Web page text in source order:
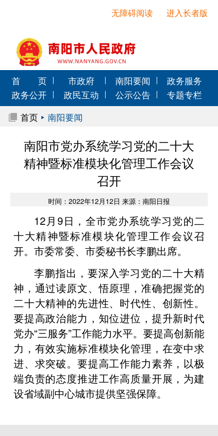
进入长者版
无障碍阅读
首 页 市政府 南阳要闻
政务服务
政务公开
政民互动 公示公告
专题专栏
首页
南阳要闻
南阳市党办系统学习党的二十大
精神暨标准模块化管理工作会议
召开
时间：2022年12月12日 来源：南阳日报
12月9日，全市党办系统学习党的二
十大精神暨标准模块化管理工作会议召
开。市委常委、市委秘书长李鹏出席。
李鹏指出，要深入学习党的二十大精
神，通过读原文、悟原理，准确把握党的
二十大精神的先进性、时代性、创新性。
要提高政治能力，知位进位，提升新时代
党办“三服务”工作能力水平。要提高创新能
力，有效实施标准模块化管理，在变中求
进、求突破。要提高工作能力素养，以极
端负责的态度推进工作高质量开展，为建
设省域副中心城市提供坚强保障。